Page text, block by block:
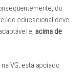
do
educacional deve
e, acima de
VG, está apoiado